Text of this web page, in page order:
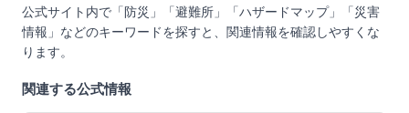
公式サイト内で「防災」「避難所」「ハザードマップ」「災害
情報」などのキーワードを探すと、関連情報を確認しやすくな
ります。
関連する公式情報